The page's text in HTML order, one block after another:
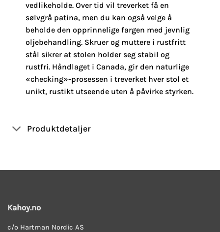
vedlikeholde. Over tid vil treverket få en
sølvgrå patina, men du kan også velge å
beholde den opprinnelige fargen med jevnlig
oljebehandling. Skruer og muttere i rustfritt
stål sikrer at stolen holder seg stabil og
rustfri. Håndlaget i Canada, gir den naturlige
«checking»-prosessen i treverket hver stol et
unikt, rustikt utseende uten å påvirke styrken.
Produktdetaljer
Kahoy.no
c/o Hartman Nordic AS